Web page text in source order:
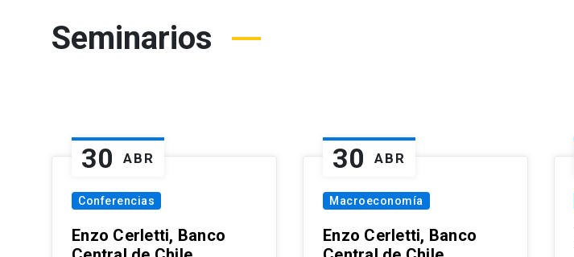
Seminarios
30 ABR
Conferencias
Enzo Cerletti, Banco
30 ABR
Macroeconomía
Enzo Cerletti, Banco